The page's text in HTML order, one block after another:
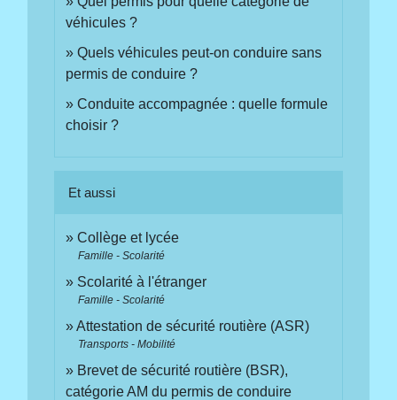
véhicules ?
Quels véhicules peut-on conduire sans
permis de conduire ?
Conduite accompagnée : quelle formule
choisir ?
Et aussi
Collège et lycée
Famille - Scolarité
Scolarité à l'étranger
Famille - Scolarité
Attestation de sécurité routière (ASR)
Transports - Mobilité
Brevet de sécurité routière (BSR),
catégorie AM du permis de conduire